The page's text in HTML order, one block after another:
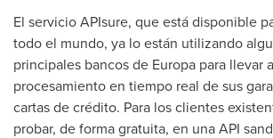
El servicio APIsure, que está disponible
todo el mundo, ya lo están utilizando
principales bancos de Europa para llevar
procesamiento en tiempo real de sus
cartas de crédito. Para los clientes
probar, de forma gratuita, en una API